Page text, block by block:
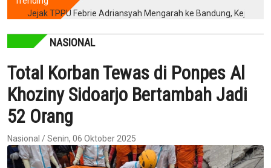
Jejak TPPU Febrie Adriansyah Mengarah ke Bandung, Kejagung
NASIONAL
Total Korban Tewas di Ponpes Al
Khoziny Sidoarjo Bertambah Jadi
52 Orang
Nasional / Senin, 06 Oktober 2025